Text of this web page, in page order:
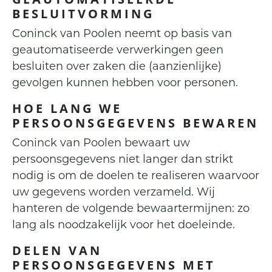
BESLUITVORMING
Coninck van Poolen neemt op basis van
geautomatiseerde verwerkingen geen
besluiten over zaken die (aanzienlijke)
gevolgen kunnen hebben voor personen.
HOE LANG WE
PERSOONSGEGEVENS BEWAREN
Coninck van Poolen bewaart uw
persoonsgegevens niet langer dan strikt
nodig is om de doelen te realiseren waarvoor
uw gegevens worden verzameld. Wij
hanteren de volgende bewaartermijnen: zo
lang als noodzakelijk voor het doeleinde.
DELEN VAN
PERSOONSGEGEVENS MET